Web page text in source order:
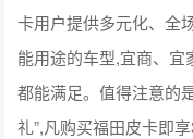
卡用户提供多元化、全
能用途的车型,宜商、
都能满足。值得注意的
礼”,凡购买福田皮卡即